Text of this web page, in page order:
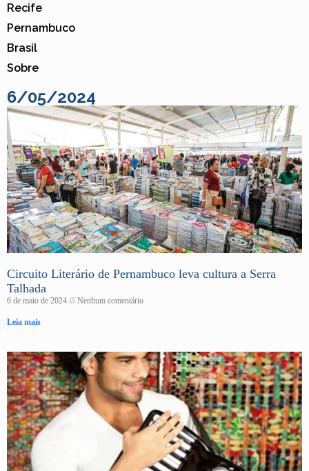
Recife
Pernambuco
Brasil
Sobre
6/05/2024
Circuito Literário de Pernambuco leva cultura a Serra
Talhada
6 de maio de 2024 Nenhum comentário
Leia mais